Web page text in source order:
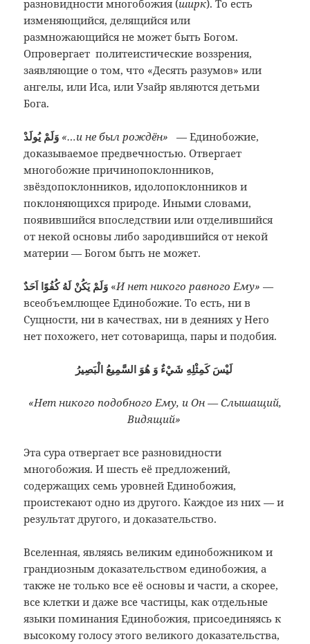
разновидности многобожия (ширк). То есть
изменяющийся, делящийся или
размножающийся не может быть Богом.
Опровергает политеистические воззрения,
заявляющие о том, что «Десять разумов» или
ангелы, или Иса, или Узайр являются детьми
Бога.
وَلَمْ يُولَدْ «…и не был рождён»
— Единобожие,
доказываемое предвечностью. Отвергает
многобожие причинопоклонников,
звёздопоклонников, идолопоклонников и
поклоняющихся природе. Иными словами,
появившийся впоследствии или отделившийся
от некой основы либо зародившийся от некой
материи — Богом быть не может.
وَلَمْ يَكُنْ لَهُ كُفُوًا اَحَدٌ «И нет никого равного Ему» —
всеобъемлющее Единобожие. То есть, ни в
Сущности, ни в качествах, ни в деяниях у Него
нет похожего, нет сотоварища, пары и подобия.
لَيْسَ كَمِثْلِهِ شَيْءٌ وَ هُوَ السَّمِيعُ الْبَصِيرُ
«Нет никого подобного Ему, и Он — Слышащий,
Видящий»
Эта сура отвергает все разновидности
многобожия. И шесть её предложений,
содержащих семь уровней Единобожия,
проистекают одно из другого. Каждое из них — и
результат другого, и доказательство.
Вселенная, являясь великим единобожником и
грандиозным доказательством единобожия, а
также не только все её основы и части, а скорее,
все клетки и даже все частицы, как отдельные
языки поминания Единобожия, присоединяясь к
высокому голосу этого великого доказательства,